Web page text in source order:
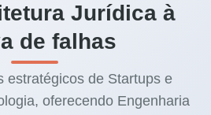
Jurídica à
de falhas
estratégicos de Startups e
oferecendo Engenharia